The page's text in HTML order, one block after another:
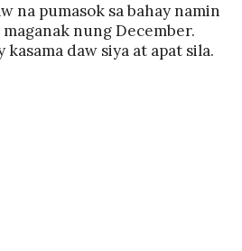
na pumasok sa bahay namin
nung December.
daw siya at apat sila.